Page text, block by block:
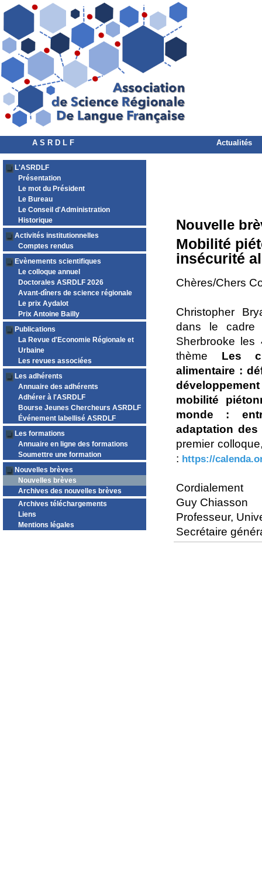
A S R D L F Actualités
L'ASRDLF
Présentation
Le mot du Président
Le Bureau
Le Conseil d'Administration
Historique
Activités institutionnelles
Comptes rendus
Evènements scientifiques
Le colloque annuel
Doctorales ASRDLF 2026
Avant-dîners de science régionale
Le prix Aydalot
Prix Antoine Bailly
Publications
La Revue d'Economie Régionale et
Urbaine
Les revues associées
Les adhérents
Annuaire des adhérents
Adhérer à l'ASRDLF
Bourse Jeunes Chercheurs ASRDLF
Événement labellisé ASRDLF
Les formations
Annuaire en ligne des formations
Soumettre une formation
Nouvelles brèves
Nouvelles brèves
Archives des nouvelles brèves
Archives téléchargements
Liens
Mentions légales
Nouvelle
Mobilité
insécurité
Chères/Chers
Christopher
dans le cadre
Sherbrooke
thème Les
alimentaire :
développement
mobilité
monde :
adaptation
premier
: https://
Cordialement
Guy Chiasson
Professeur,
Secrétaire